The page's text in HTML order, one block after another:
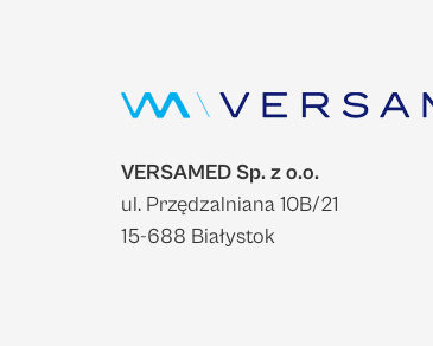
VERSAMED Sp. z o.o.
ul. Przędzalniana 10B/21
15-688 Białystok